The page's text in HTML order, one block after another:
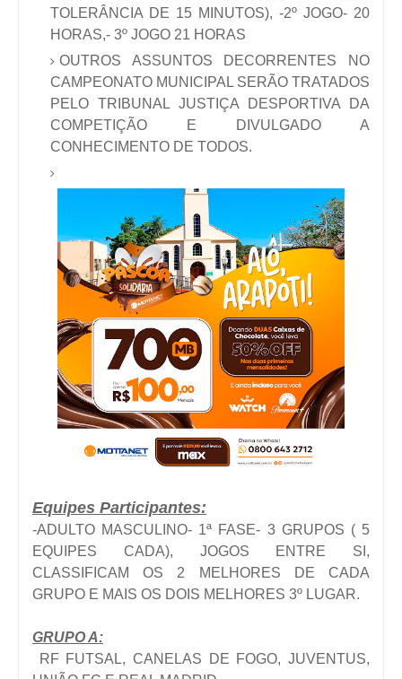
TOLERÂNCIA DE 15 MINUTOS), -2º JOGO- 20
HORAS,- 3º JOGO 21 HORAS
OUTROS ASSUNTOS DECORRENTES NO
CAMPEONATO MUNICIPAL SERÃO TRATADOS
PELO TRIBUNAL JUSTIÇA DESPORTIVA DA
COMPETIÇÃO E DIVULGADO A
CONHECIMENTO DE TODOS.
Equipes Participantes:
-ADULTO MASCULINO- 1ª FASE- 3 GRUPOS ( 5
EQUIPES CADA), JOGOS ENTRE SI,
CLASSIFICAM OS 2 MELHORES DE CADA
GRUPO E MAIS OS DOIS MELHORES 3º LUGAR.
GRUPO A:
RF FUTSAL, CANELAS DE FOGO, JUVENTUS,